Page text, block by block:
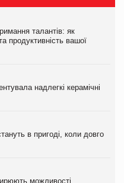
талантів: як
продуктивність вашої
надлегкі керамічні
в пригоді, коли довго
можливості